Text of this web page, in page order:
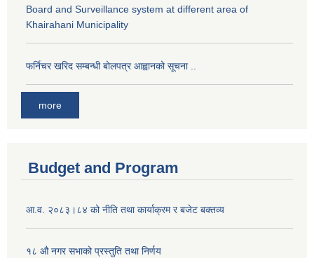
Board and Surveillance system at different area of
Khairahani Municipality
फर्निचर खरिद सम्बन्धी बोलपत्र आह्वानको सूचना ..
more
Budget and Program
आ.व. २०८३।८४ को नीति तथा कार्याक्रम र बजेट बक्तव्य
१८ औ नगर सभाको प्रस्तुति तथा निर्णय